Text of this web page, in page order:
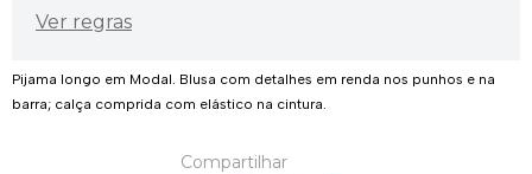
Ver regras
Pijama longo em Modal. Blusa com detalhes em renda nos punhos e na
barra; calça comprida com elástico na cintura.
Compartilhar